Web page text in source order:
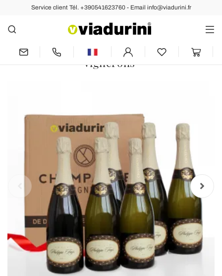
Service client Tél. +390541623760 - Email info@viadurini.fr
Arrière Suivant
Cuvée de Champagne exclusive
Viadurini 6 bouteilles "Champagne de
Vignerons"